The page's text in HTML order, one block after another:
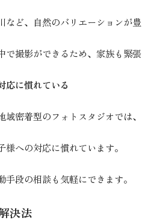
ど、自然のバリエーションが豊
で撮影ができるため、家族も緊
応に慣れている
域密着型のフォトスタジオでは、
様への対応に慣れています。
段の相談も気軽にできます。
決法